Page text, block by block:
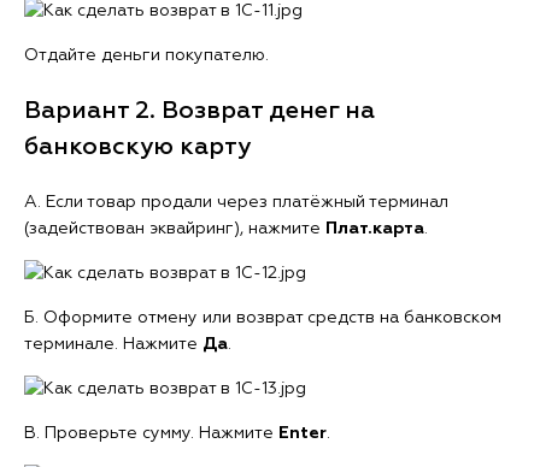
Отдайте деньги покупателю.
Вариант 2. Возврат денег на
банковскую карту
А. Если товар продали через платёжный терминал
(задействован эквайринг), нажмите Плат.карта.
Б. Оформите отмену или возврат средств на банковском
терминале. Нажмите Да.
В. Проверьте сумму. Нажмите Enter.